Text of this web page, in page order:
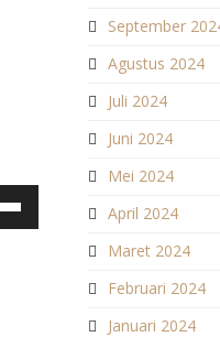
September
Agustus 2024
Juli 2024
Juni 2024
Mei 2024
April 2024
Maret 2024
Februari 2024
Januari 2024